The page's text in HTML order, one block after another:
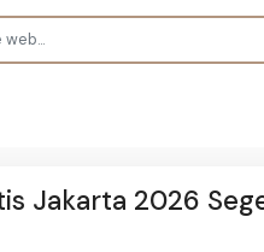
Jakarta 2026